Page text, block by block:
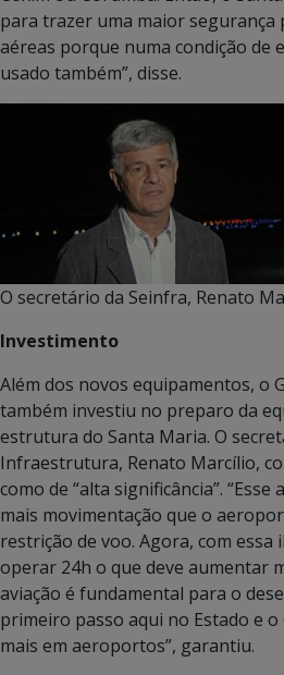
para trazer uma maior segurança
aéreas porque numa condição de
usado também”, disse.
O secretário da Seinfra, Renato
Investimento
Além dos novos equipamentos, o
também investiu no preparo da
estrutura do Santa Maria. O
Infraestrutura, Renato Marcílio,
como de “alta significância”.
mais movimentação que o
restrição de voo. Agora, com essa
operar 24h o que deve aumentar
aviação é fundamental para o
primeiro passo aqui no Estado e
mais em aeroportos”, garantiu.